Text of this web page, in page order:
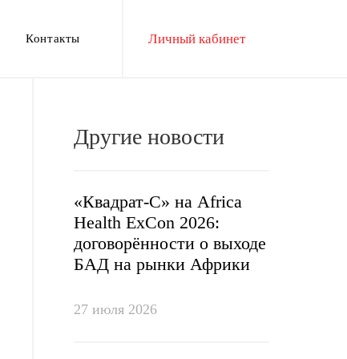
Контакты Личный кабинет
Другие новости
«Квадрат-С» на Africa
Health ExCon 2026:
договорённости о выходе
БАД на рынки Африки
27 июля 2026